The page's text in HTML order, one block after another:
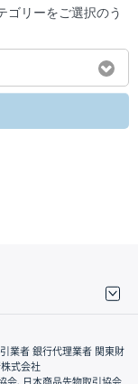
ゴリーをご選択のう
業者 銀行代理業者 関東財
株式会社